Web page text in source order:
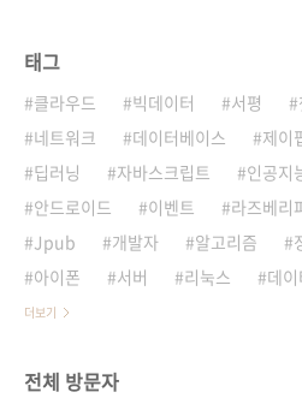
태그
클라우드 빅데이터 서평
네트워크
데이터베이스 제이
딥러닝
자바스크립트 인공지
안드로이드
이벤트 라즈베리
Jpub
개발자 알고리즘
아이폰
서버 리눅스 데
더보기
전체 방문자